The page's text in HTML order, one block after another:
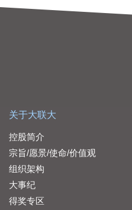
关于大联大
控股简介
宗旨/愿景/使命/价值观
组织架构
大事纪
得奖专区